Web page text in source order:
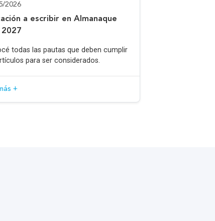
2026
a escribir en Almanaque
2027
todas las pautas que deben cumplir
para ser considerados.
+